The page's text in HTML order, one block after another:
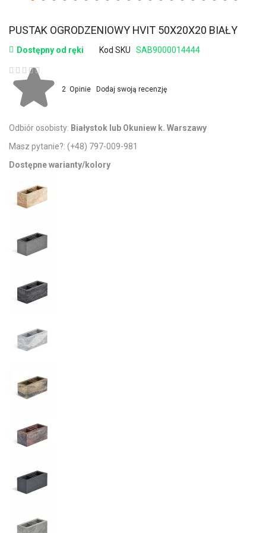
PUSTAK OGRODZENIOWY HVIT 50X20X20 BIAŁY
Dostępny od ręki Kod SKU
SAB9000014444
Ocena:
2 Opinie Dodaj swoją recenzję
Odbiór osobisty: Białystok lub Okuniew k. Warszawy
Masz pytanie?: (+48) 797-009-981
Dostępne warianty/kolory